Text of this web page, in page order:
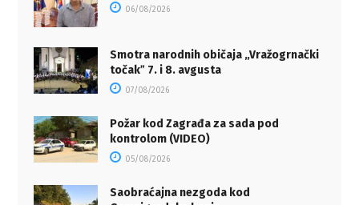
06/08/2026
Smotra narodnih običaja „Vražogrnački
točakˮ 7. i 8. avgusta
07/08/2026
Požar kod Zagrađa za sada pod
kontrolom (VIDEO)
05/08/2026
Saobraćajna nezgoda kod